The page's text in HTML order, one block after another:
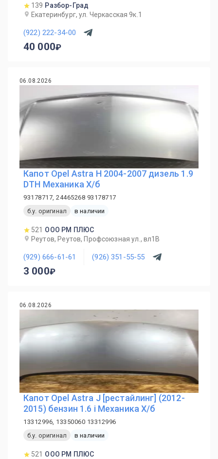
139 Разбор-Град
Екатеринбург, ул. Черкасская 9к.1
(922) 222-34-00
40 000
06.08.2026
Капот Opel Astra H 2004-2007 дизель 1.9
DTH Механика Х/б
93178717, 24465268 93178717
б.у. оригинал
в наличии
521 ООО РМ ПЛЮС
Реутов, Реутов, Профсоюзная ул., вл1В
(929) 666-61-61 (926) 351-55-55
3 000
06.08.2026
Капот Opel Astra J [рестайлинг] (2012-
2015) бензин 1.6 i Механика Х/б
13312996, 13350060 13312996
б.у. оригинал
в наличии
521 ООО РМ ПЛЮС